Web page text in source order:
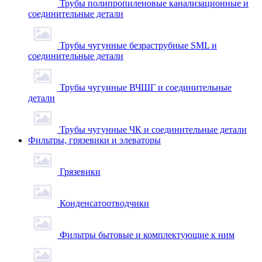
Трубы полипропиленовые канализационные и
соединительные детали
Трубы чугунные безраструбные SML и
соединительные детали
Трубы чугунные ВЧШГ и соединительные
детали
Трубы чугунные ЧК и соединительные детали
Фильтры, грязевики и элеваторы
Грязевики
Конденсатоотводчики
Фильтры бытовые и комплектующие к ним